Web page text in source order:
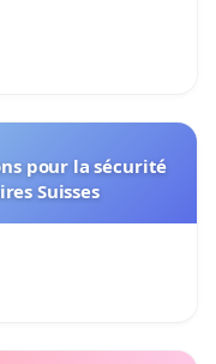
pour la sécurité
Suisses